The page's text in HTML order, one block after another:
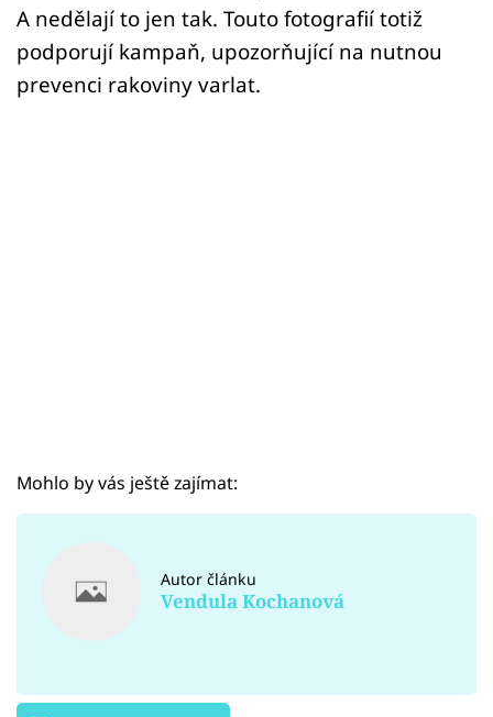
Sex a vztahy
Videa
A nedělají to jen tak. Touto fotografií totiž
podporují kampaň, upozorňující na nutnou
prevenci rakoviny varlat.
Mohlo by vás ještě zajímat:
Autor článku
Vendula Kochanová